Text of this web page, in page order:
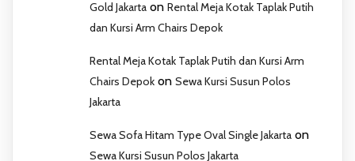
Gold Jakarta on Rental Meja Kotak Taplak Putih
dan Kursi Arm Chairs Depok
Rental Meja Kotak Taplak Putih dan Kursi Arm
Chairs Depok on Sewa Kursi Susun Polos
Jakarta
Sewa Sofa Hitam Type Oval Single Jakarta on
Sewa Kursi Susun Polos Jakarta